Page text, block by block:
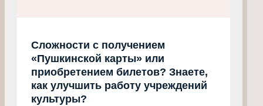
Сложности с получением
«Пушкинской карты» или
приобретением билетов? Знаете,
как улучшить работу учреждений
культуры?